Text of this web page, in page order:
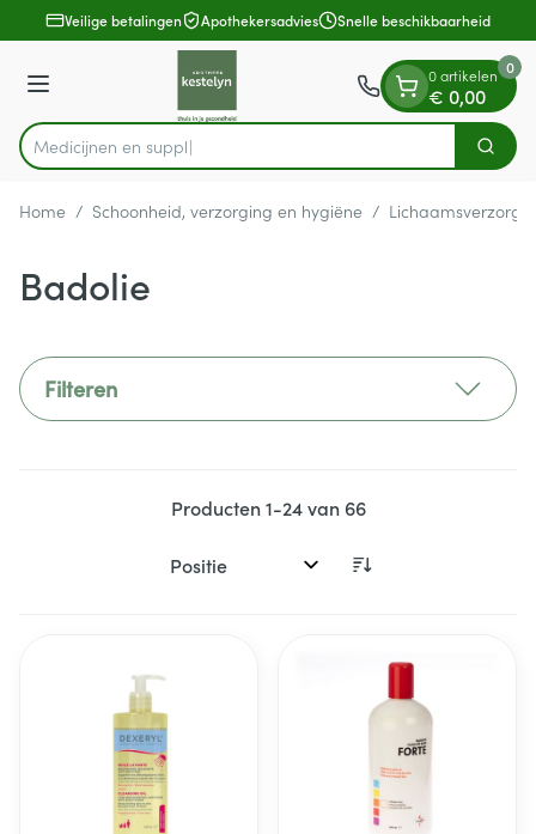
Ga naar de inhoud
1 van 1Veilige betalingen Apothekersadvies Snelle beschikbaarheid
Menu
Product, merk, categorie...
M Zoek
0 artikelen
€ 0,00
0
Home / Schoonheid, verzorging en hygiëne /
Badolie
Filteren
Producten1-24van 66
Sorteer op: